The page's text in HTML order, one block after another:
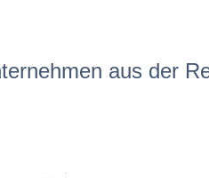
aus der